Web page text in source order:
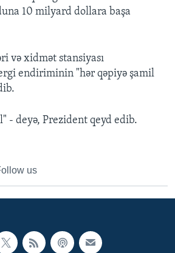
10 milyard dollara başa
və xidmət stansiyası
endiriminin "hər qəpiyə şamil
- deyə, Prezident qeyd edib.
us